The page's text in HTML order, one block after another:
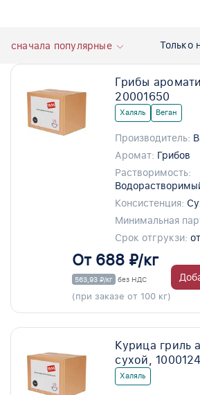
сначала популярные Только
Грибы
20001650
Халяль Веган
Производитель:
Аромат: Грибов
Растворимость:
Консистенция:
Минимальная
Срок отгрукзи:
От 688 ₽/кг
563,93 ₽/кг без НДС
(при заказе от 100 кг)
Курица гриль
сухой,
Халяль